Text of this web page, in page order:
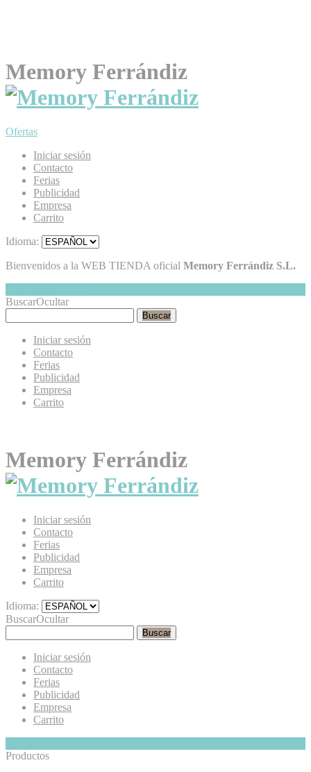
Memory Ferrándiz
Ofertas
Iniciar sesión
Contacto
Ferias
Publicidad
Empresa
Carrito
Idioma:
Bienvenidos a la WEB TIENDA oficial Memory Ferrándiz S.L.
BuscarOcultar
Buscar
Iniciar sesión
Contacto
Ferias
Publicidad
Empresa
Carrito
Memory Ferrándiz
Iniciar sesión
Contacto
Ferias
Publicidad
Empresa
Carrito
Idioma:
BuscarOcultar
Buscar
Iniciar sesión
Contacto
Ferias
Publicidad
Empresa
Carrito
Productos